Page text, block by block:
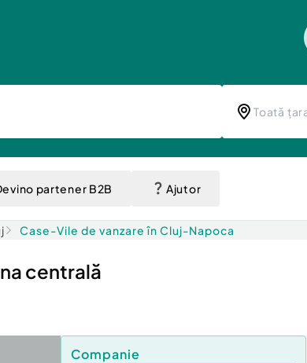
partener B2B Ajutor
Case-Vile de vanzare în Cluj-Napoca
centrală
Companie